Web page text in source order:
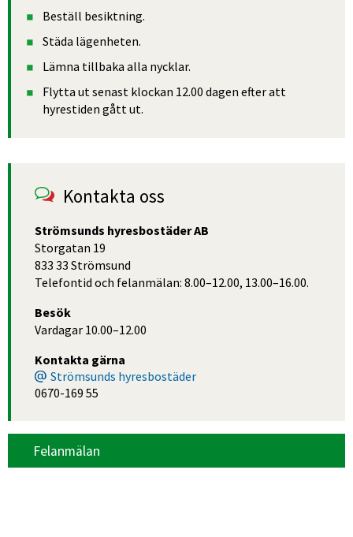
Beställ besiktning.
Städa lägenheten.
Lämna tillbaka alla nycklar.
Flytta ut senast klockan 12.00 dagen efter att
hyrestiden gått ut.
Kontakta oss
Strömsunds hyresbostäder AB
Storgatan 19
833 33 Strömsund
Telefontid och felanmälan: 8.00–12.00, 13.00–16.00.
Besök
Vardagar 10.00–12.00
Kontakta gärna
Strömsunds hyresbostäder
0670-169 55
Felanmälan